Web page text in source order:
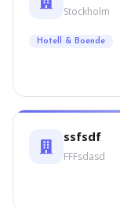
Stockholm
Hotell & Boende
ssfsdf
FFFsdasd